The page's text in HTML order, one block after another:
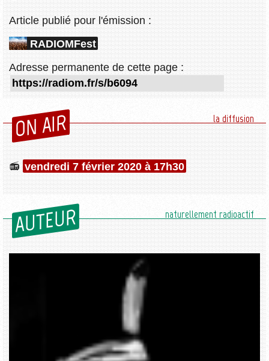
Article publié pour l'émission :
RADIOMFest
Adresse permanente de cette page :
ON AIR la diffusion
vendredi 7 février 2020 à 17h30
AUTEUR naturellement radioactif